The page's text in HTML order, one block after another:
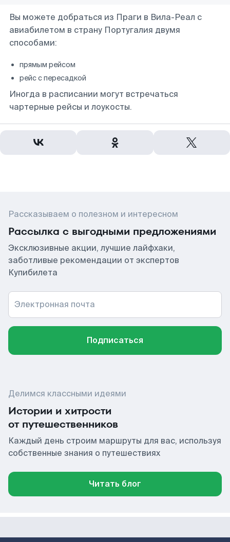
Вы можете добраться из Праги в Вила-Реал с
авиабилетом в страну Португалия двумя
способами:
прямым рейсом
рейс с пересадкой
Иногда в расписании могут встречаться
чартерные рейсы и лоукосты.
Рассказываем о полезном и интересном
Рассылка с выгодными предложениями
Эксклюзивные акции, лучшие лайфхаки,
заботливые рекомендации от экспертов
Купибилета
Электронная почта
Подписаться
Делимся классными идеями
Истории и хитрости
от путешественников
Каждый день строим маршруты для вас, используя
собственные знания о путешествиях
Читать блог